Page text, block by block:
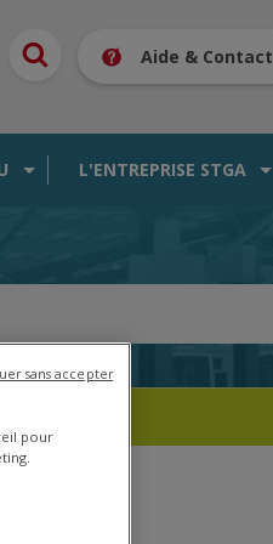
Aide & Contact
L'ENTREPRISE STGA
pour
sans accepter